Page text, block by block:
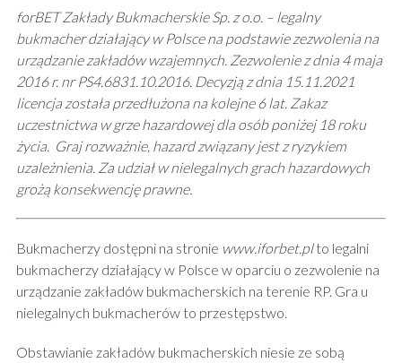
forBET Zakłady Bukmacherskie Sp. z o.o. – legalny
bukmacher działający w Polsce na podstawie zezwolenia na
urządzanie zakładów wzajemnych. Zezwolenie z dnia 4 maja
2016 r. nr PS4.6831.10.2016. Decyzją z dnia 15.11.2021
licencja została przedłużona na kolejne 6 lat. Zakaz
uczestnictwa w grze hazardowej dla osób poniżej 18 roku
życia. Graj rozważnie, hazard związany jest z ryzykiem
uzależnienia. Za udział w nielegalnych grach hazardowych
grożą konsekwencję prawne.
Bukmacherzy dostępni na stronie www.iforbet.plto legalni
bukmacherzy działający w Polsce w oparciu o zezwolenie na
urządzanie zakładów bukmacherskich na terenie RP. Gra u
nielegalnych bukmacherów to przestępstwo.
Obstawianie zakładów bukmacherskich niesie ze sobą